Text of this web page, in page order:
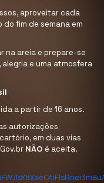
aproveitar cada
fim de semana em
na areia e prepare-se
e uma atmosfera
a partir de 16 anos.
autorizações
em duas vias
NÃO é aceita.